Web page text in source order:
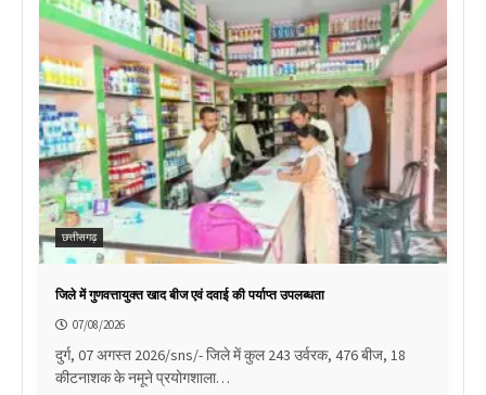
छत्तीसगढ़
जिले में गुणवत्तायुक्त खाद बीज एवं दवाई की पर्याप्त उपलब्धता
07/08/2026
दुर्ग, 07 अगस्त 2026/sns/- जिले में कुल 243 उर्वरक, 476 बीज, 18
कीटनाशक के नमूने प्रयोगशाला…